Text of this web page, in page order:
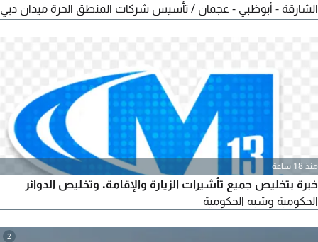
الشارقة - أبوظبي - عجمان / تأسيس شركات المنطق الحرة ميدان دبي
السياحة شهر وشهرين والاقارب / الإقامة الذهبيه)
منذ 18 ساعة
خبرة بتخليص جميع تأشيرات الزيارة والإقامة. وتخليص الدوائر
الحكومية وشبه الحكومية
2